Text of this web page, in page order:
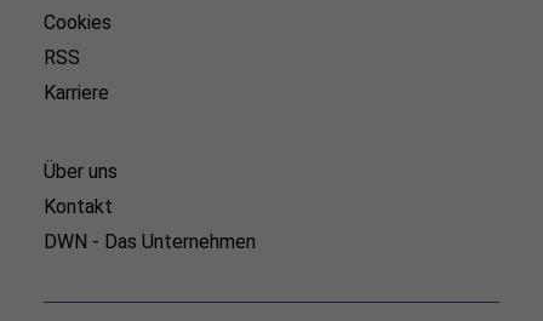
Cookies
RSS
Karriere
Über uns
Kontakt
DWN - Das Unternehmen